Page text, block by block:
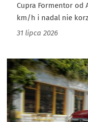
Cupra Formentor od
km/h i nadal nie
31 lipca 2026